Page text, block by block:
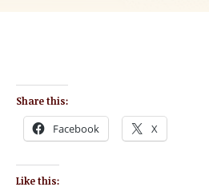
Share this:
Facebook X
Like this: